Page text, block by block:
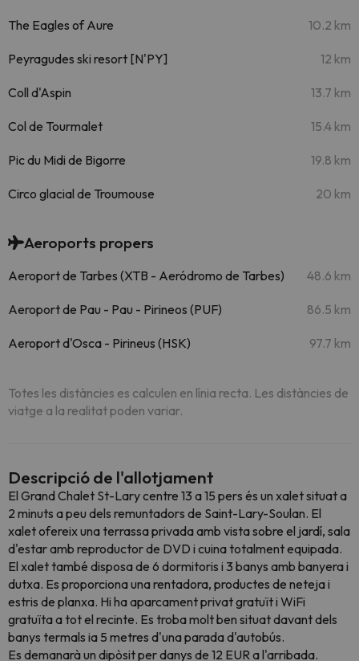
The Eagles of Aure 10.2 km
Peyragudes ski resort [N'PY] 12 km
Coll d'Aspin 13.7 km
Col de Tourmalet 15.4 km
Pic du Midi de Bigorre 19.8 km
Circo glacial de Troumouse 20 km
Aeroports propers
Aeroport de Tarbes (XTB - Aeródromo de Tarbes) 48.6 km
Aeroport de Pau - Pau - Pirineos (PUF) 86.5 km
Aeroport d'Osca - Pirineus (HSK) 97.7 km
Totes les distàncies es calculen en línia recta. Les distàncies de
viatge a la realitat poden variar.
Descripció de l'allotjament
El Grand Chalet St-Lary centre 13 a 15 pers és un xalet situat a
2 minuts a peu dels remuntadors de Saint-Lary-Soulan. El
xalet ofereix una terrassa privada amb vista sobre el jardí, sala
d'estar amb reproductor de DVD i cuina totalment equipada.
El xalet també disposa de 6 dormitoris i 3 banys amb banyera i
dutxa. Es proporciona una rentadora, productes de neteja i
estris de planxa. Hi ha aparcament privat gratuït i WiFi
gratuïta a tot el recinte. Es troba molt ben situat davant dels
banys termals ia 5 metres d'una parada d'autobús.
Es demanarà un dipòsit per danys de 12 EUR a l'arribada.